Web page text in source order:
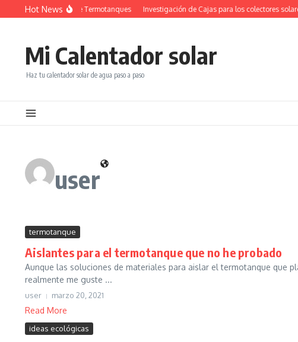
Saltar al contenido
Hot News
Investigación de Termotanques Investigación de Cajas para los colectores solares
Mi Calentador solar
Haz tu calentador solar de agua paso a paso
user
termotanque
Aislantes para el termotanque que no he probado
Aunque las soluciones de materiales para aislar el termotanque que
realmente me guste ...
user marzo 20, 2021
Read More
ideas ecológicas